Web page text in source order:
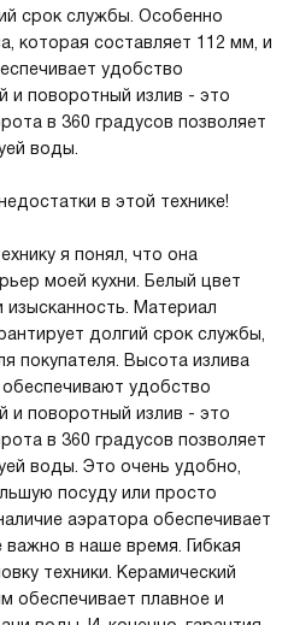
срок службы. Особенно
которая составляет 112 мм, и
удобство
и поворотный излив - это
в 360 градусов позволяет
воды.
в этой технике!
я понял, что она
моей кухни. Белый цвет
изысканность. Материал
долгий срок службы,
покупателя. Высота излива
удобство
и поворотный излив - это
в 360 градусов позволяет
воды. Это очень удобно,
посуду или просто
аэратора обеспечивает
в наше время. Гибкая
техники. Керамический
обеспечивает плавное и